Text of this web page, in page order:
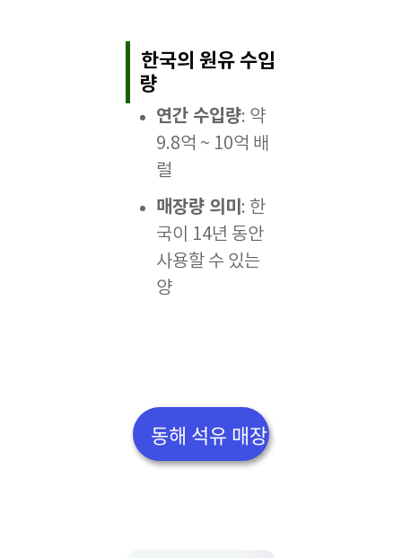
한국의 원유 수입
량
연간 수입량: 약
9.8억 ~ 10억 배
럴
매장량 의미 : 한
국이 14년 동안
사용할 수 있는
양
동해 석유 매장 발표 기사👆